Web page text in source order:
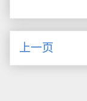
上一页